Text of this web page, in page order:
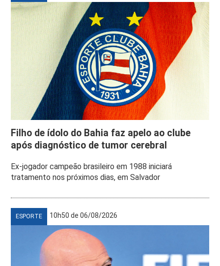
Filho de ídolo do Bahia faz apelo ao clube
após diagnóstico de tumor cerebral
Ex-jogador campeão brasileiro em 1988 iniciará
tratamento nos próximos dias, em Salvador
ESPORTE 10h50 de 06/08/2026